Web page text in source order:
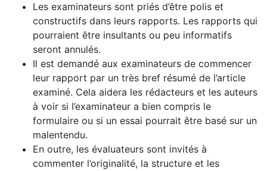
Les examinateurs sont priés d’être polis et
constructifs dans leurs rapports. Les rapports qui
pourraient être insultants ou peu informatifs
seront annulés.
Il est demandé aux examinateurs de commencer
leur rapport par un très bref résumé de l’article
examiné. Cela aidera les rédacteurs et les auteurs
à voir si l’examinateur a bien compris le
formulaire ou si un essai pourrait être basé sur un
malentendu.
En outre, les évaluateurs sont invités à
commenter l’originalité, la structure et les